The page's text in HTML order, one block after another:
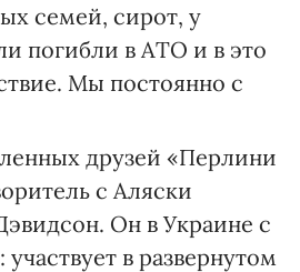
семей, сирот, у
погибли в АТО и в это
Мы постоянно с
друзей «Перлини
с Аляски
Он в Украине с
в развернутом